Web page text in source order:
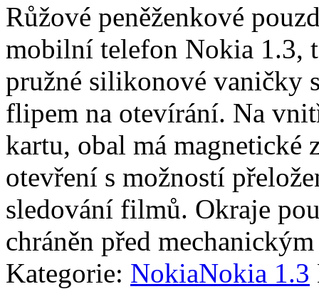
Růžové peněženkové
mobilní telefon Nokia 1.3,
pružné silikonové vaničky
flipem na otevírání. Na
kartu, obal má magnetické
otevření s možností
sledování filmů. Okraje
chráněn před
Kategorie: NokiaNokia 1.3